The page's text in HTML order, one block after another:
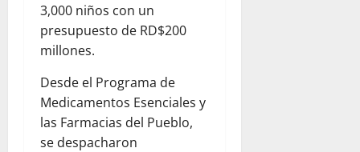
3,000 niños con un
presupuesto de RD$200
millones.
Desde el Programa de
Medicamentos Esenciales y
las Farmacias del Pueblo,
se despacharon